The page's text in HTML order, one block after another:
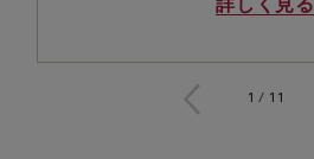
詳しく見る
1 / 11
1 / 11